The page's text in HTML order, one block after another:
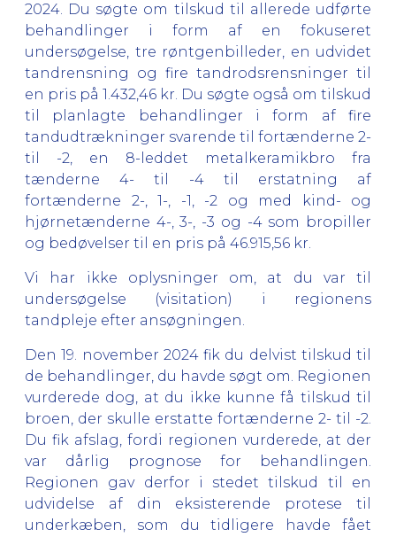
2024. Du søgte om tilskud til allerede udførte
behandlinger i form af en fokuseret
undersøgelse, tre røntgenbilleder, en udvidet
tandrensning og fire tandrodsrensninger til
en pris på 1.432,46 kr. Du søgte også om tilskud
til planlagte behandlinger i form af fire
tandudtrækninger svarende til fortænderne 2-
til -2, en 8-leddet metalkeramikbro fra
tænderne 4- til -4 til erstatning af
fortænderne 2-, 1-, -1, -2 og med kind- og
hjørnetænderne 4-, 3-, -3 og -4 som bropiller
og bedøvelser til en pris på 46.915,56 kr.
Vi har ikke oplysninger om, at du var til
undersøgelse (visitation) i regionens
tandpleje efter ansøgningen.
Den 19. november 2024 fik du delvist tilskud til
de behandlinger, du havde søgt om. Regionen
vurderede dog, at du ikke kunne få tilskud til
broen, der skulle erstatte fortænderne 2- til -2.
Du fik afslag, fordi regionen vurderede, at der
var dårlig prognose for behandlingen.
Regionen gav derfor i stedet tilskud til en
udvidelse af din eksisterende protese til
underkæben, som du tidligere havde fået